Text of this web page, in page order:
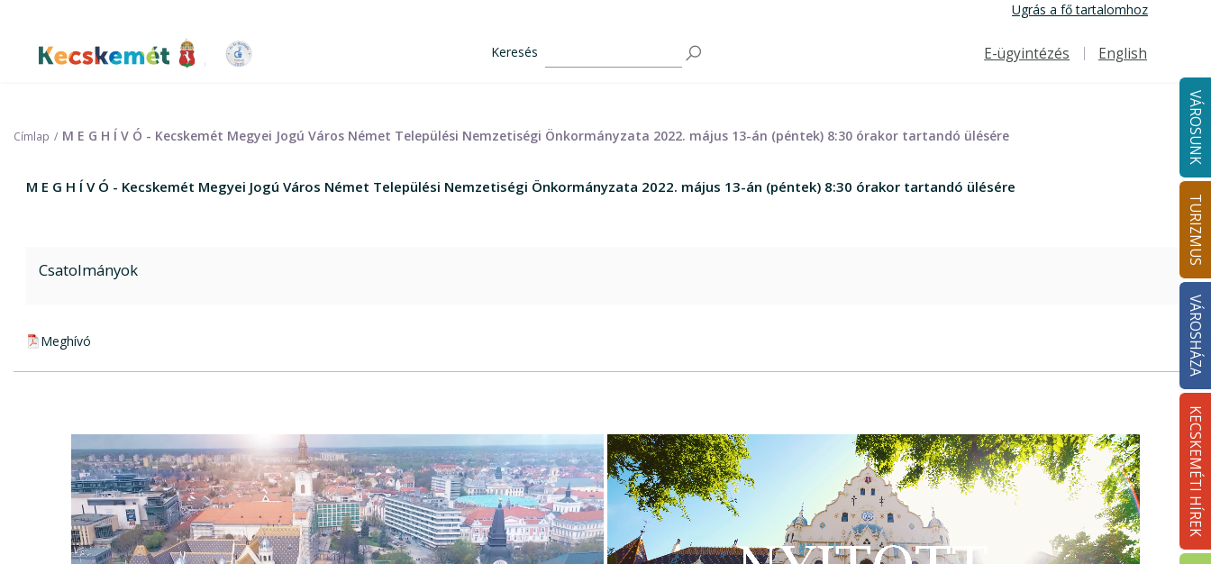
tartalomra
Ugrás a fő tartalomhoz
Kecskemét Város Honlapja
Keresés
Felső navigáció
E-ügyintézés English
VÁROSUNK
TURIZMUS
VÁROSHÁZA
KECSKEMÉTI HÍREK
Címlap M E G H Í V Ó - Kecskemét Megyei Jogú Város Német Települési Nemzetiségi Önkormányzata 2022. május 13-án (péntek) 8:30 órakor tartandó ülésére
M E G H Í V Ó - Kecskemét Megyei Jogú Város Német Települési Nemzetiségi Önkormányzata 2022. május 13-án (péntek) 8:30 órakor tartandó ülésére
Csatolmányok
pdf csatolmány:
Meghívó